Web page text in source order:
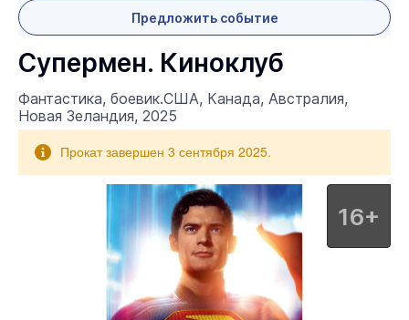
Предложить событие
Супермен. Киноклуб
Фантастика, боевик.США, Канада, Австралия,
Новая Зеландия, 2025
Прокат завершен 3 сентября 2025.
16+